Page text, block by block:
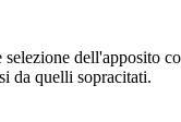
da quelli sopracitati.